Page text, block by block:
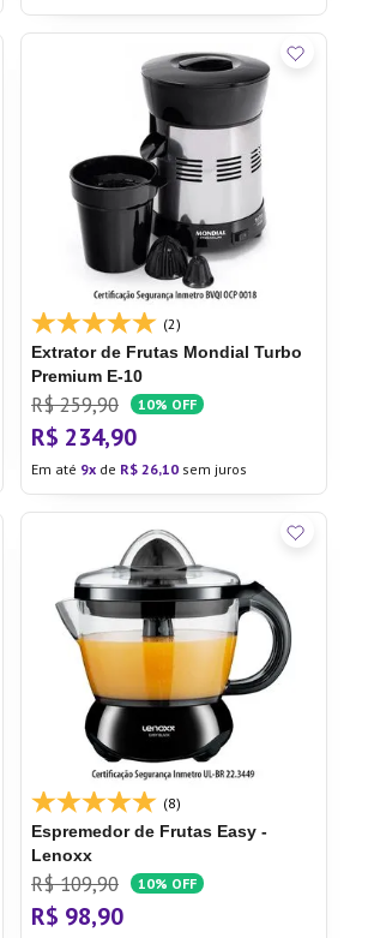
(2)
Extrator de Frutas Mondial Turbo
Premium E-10
R$ 259,90 10% OFF
R$ 234,90
Em até 9 de R$ 26,10 sem juros
(8)
Espremedor de Frutas Easy -
Lenoxx
R$ 109,90 10% OFF
R$ 98,90